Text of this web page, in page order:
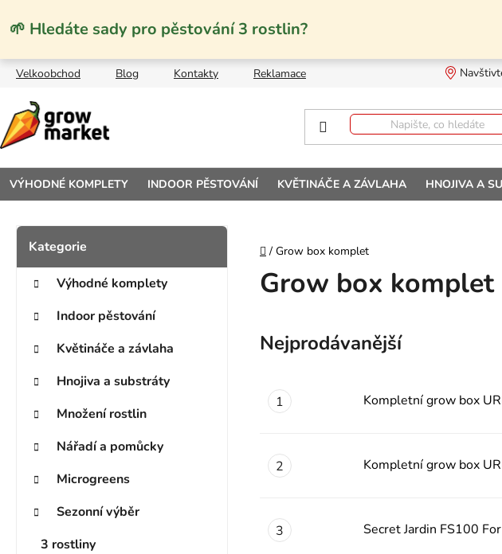
🌱 Hledáte sady pro pěstování 3 rostlin?
Velkoobchod Blog Kontakty Reklamace
VÝHODNÉ KOMPLETY INDOOR PĚSTOVÁNÍ KVĚTINÁČE A ZÁVLAHA HNOJIVA A
Postranní panel
Přeskočit kategorie
Kategorie
Výhodné komplety
Indoor pěstování
Květináče a závlaha
Hnojiva a substráty
Množení rostlin
Nářadí a pomůcky
Microgreens
Sezonní výběr
3 rostliny
Domů
/ Grow box komplet
Grow box
Nejprodávanější
Kompletní grow box
Kompletní grow box
Secret Jardin FS100